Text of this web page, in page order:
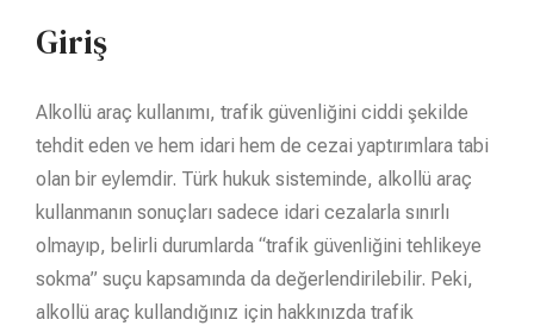
Giriş
Alkollü araç kullanımı, trafik güvenliğini ciddi şekilde
tehdit eden ve hem idari hem de cezai yaptırımlara tabi
olan bir eylemdir. Türk hukuk sisteminde, alkollü araç
kullanmanın sonuçları sadece idari cezalarla sınırlı
olmayıp, belirli durumlarda “trafik güvenliğini tehlikeye
sokma” suçu kapsamında da değerlendirilebilir. Peki,
alkollü araç kullandığınız için hakkınızda trafik